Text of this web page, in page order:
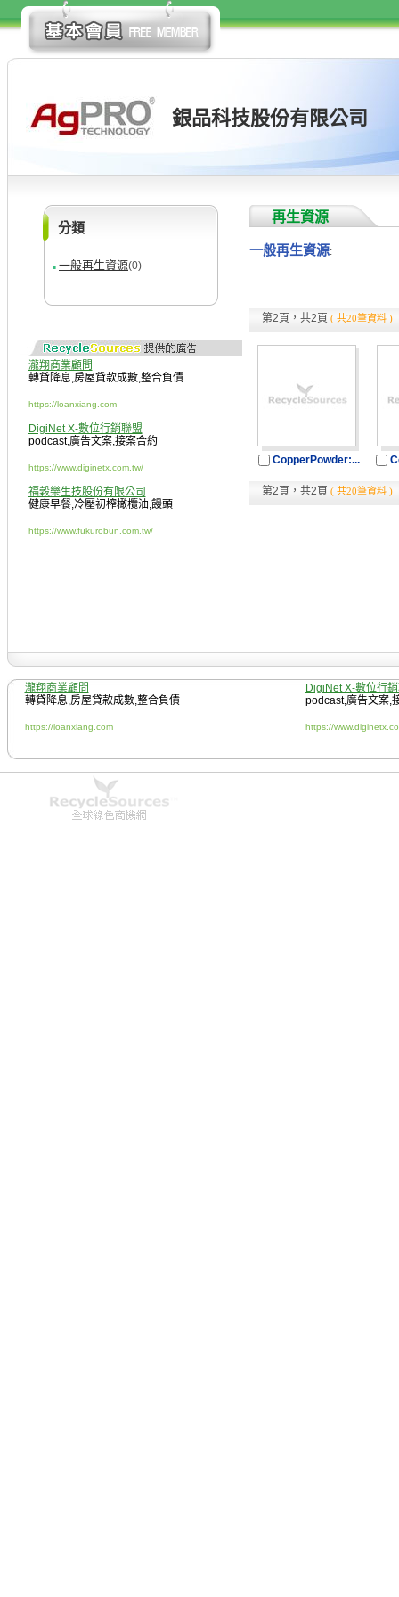
銀品科技股份有限公司
分類
一般再生資源(0)
瀧翔商業顧問
轉貸降息,房屋貸款成數,整合負債
https://loanxiang.com
DigiNet X-數位行銷聯盟
podcast,廣告文案,接案合約
https://www.diginetx.com.tw/
福穀樂生技股份有限公司
健康早餐,冷壓初榨橄欖油,饅頭
https://www.fukurobun.com.tw/
再生資源
一般再生資源:
第2頁，共2頁 ( 共20筆資料 )
CopperPowder:...
第2頁，共2頁 ( 共20筆資料 )
瀧翔商業顧問
轉貸降息,房屋貸款成數,整合負債
https://loanxiang.com
DigiNet X-數位行
podcast,廣告文案,
https://